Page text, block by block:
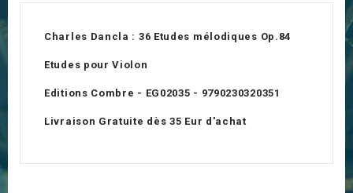
Charles Dancla : 36 Etudes mélodiques Op.84
Etudes pour Violon
Editions Combre - EG02035 - 9790230320351
Livraison Gratuite dès 35 Eur d'achat